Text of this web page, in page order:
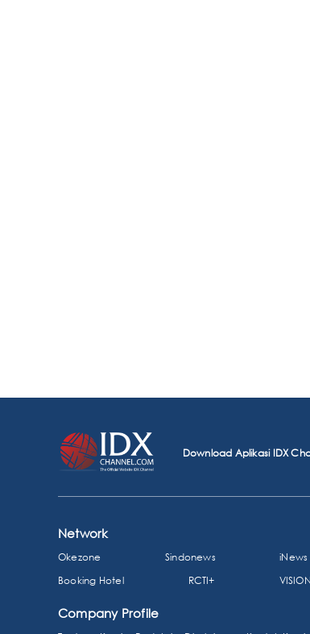
Download Aplikasi IDX
Network
Okezone Sindonews iNews
Booking Hotel
RCTI+
Company Profile